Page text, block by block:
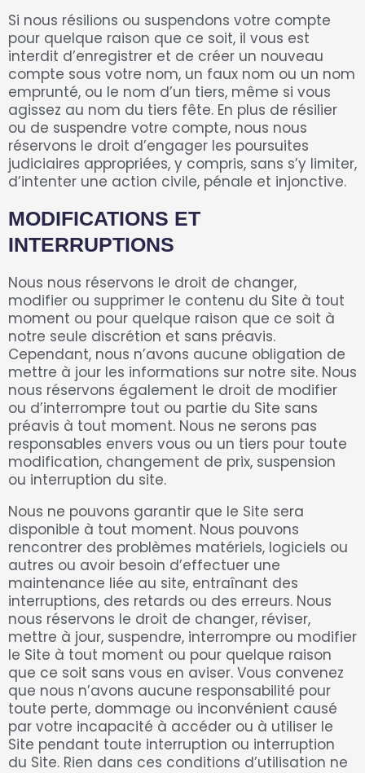
Si nous résilions ou suspendons votre compte
pour quelque raison que ce soit, il vous est
interdit d’enregistrer et de créer un nouveau
compte sous votre nom, un faux nom ou un nom
emprunté, ou le nom d’un tiers, même si vous
agissez au nom du tiers fête. En plus de résilier
ou de suspendre votre compte, nous nous
réservons le droit d’engager les poursuites
judiciaires appropriées, y compris, sans s’y limiter,
d’intenter une action civile, pénale et injonctive.
MODIFICATIONS ET
INTERRUPTIONS
Nous nous réservons le droit de changer,
modifier ou supprimer le contenu du Site à tout
moment ou pour quelque raison que ce soit à
notre seule discrétion et sans préavis.
Cependant, nous n’avons aucune obligation de
mettre à jour les informations sur notre site. Nous
nous réservons également le droit de modifier
ou d’interrompre tout ou partie du Site sans
préavis à tout moment. Nous ne serons pas
responsables envers vous ou un tiers pour toute
modification, changement de prix, suspension
ou interruption du site.
Nous ne pouvons garantir que le Site sera
disponible à tout moment. Nous pouvons
rencontrer des problèmes matériels, logiciels ou
autres ou avoir besoin d’effectuer une
maintenance liée au site, entraînant des
interruptions, des retards ou des erreurs. Nous
nous réservons le droit de changer, réviser,
mettre à jour, suspendre, interrompre ou modifier
le Site à tout moment ou pour quelque raison
que ce soit sans vous en aviser. Vous convenez
que nous n’avons aucune responsabilité pour
toute perte, dommage ou inconvénient causé
par votre incapacité à accéder ou à utiliser le
Site pendant toute interruption ou interruption
du Site. Rien dans ces conditions d’utilisation ne